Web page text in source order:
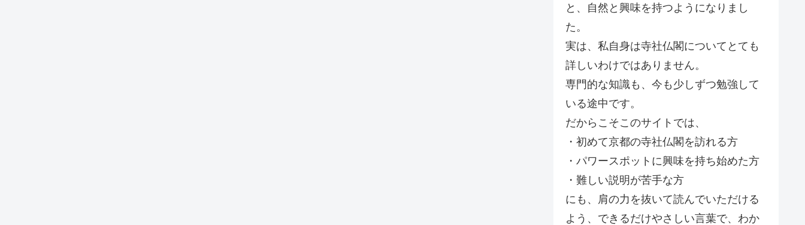
と、自然と興味を持つようになりまし
た。
実は、私自身は寺社仏閣についてとても
詳しいわけではありません。
専門的な知識も、今も少しずつ勉強して
いる途中です。
だからこそこのサイトでは、
・初めて京都の寺社仏閣を訪れる方
・パワースポットに興味を持ち始めた方
・難しい説明が苦手な方
にも、肩の力を抜いて読んでいただける
よう、できるだけやさしい言葉で、わか